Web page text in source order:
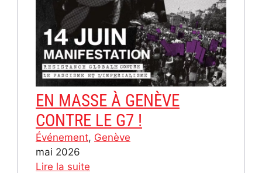
EN MASSE À GENÈVE
CONTRE LE G7 !
Événement, Genève
mai 2026
Lire la suite